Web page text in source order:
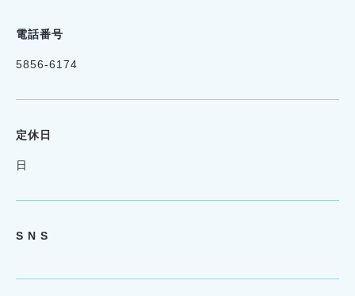
電話番号
5856-6174
定休日
日
S N S